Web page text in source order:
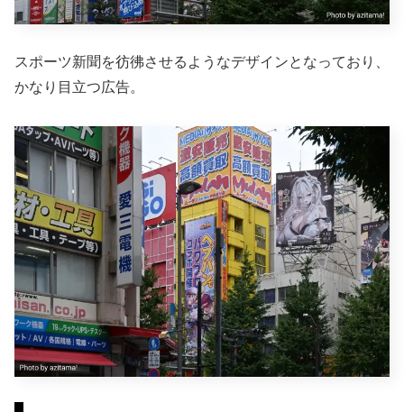
スポーツ新聞を彷彿させるようなデザインとなっており、
かなり目立つ広告。